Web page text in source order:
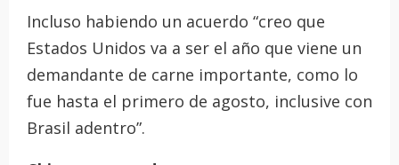
Incluso habiendo un acuerdo “creo que
Estados Unidos va a ser el año que viene un
demandante de carne importante, como lo
fue hasta el primero de agosto, inclusive con
Brasil adentro”.